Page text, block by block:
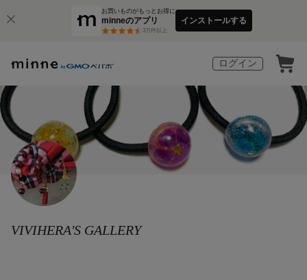
お買いものがもっとお得に
minneのアプリ
3万件以上
インストールする
ログイン
VIVIHERA'S GALLERY